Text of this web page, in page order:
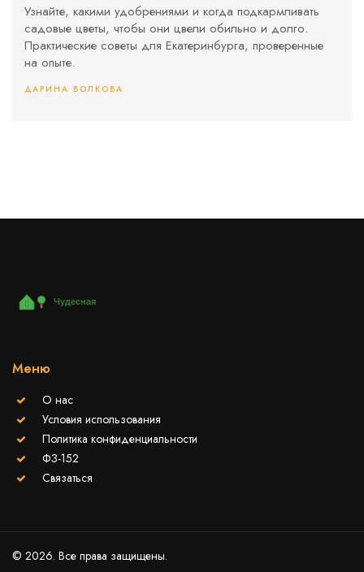
Узнайте, какими удобрениями и когда подкармливать
садовые цветы, чтобы они цвели обильно и долго.
Практические советы для Екатеринбурга, проверенные
на опыте.
ДАРИНА ВОЛКОВА
Меню
О нас
Условия использования
Политика конфиденциальности
ФЗ-152
Связаться
© 2026. Все права защищены.